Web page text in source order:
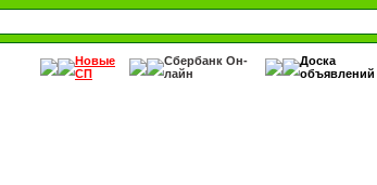
Новые
СП
Сбербанк Он-
лайн
Доска
объявлений